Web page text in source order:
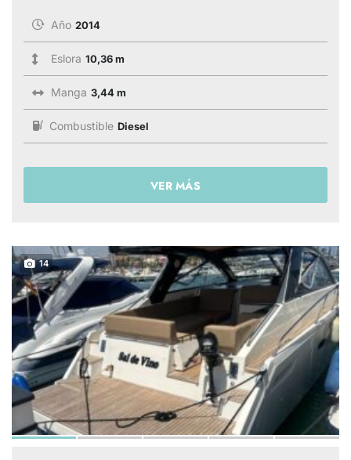
Año 2014
Eslora 10,36 m
Manga 3,44 m
Combustible Diesel
VER MÁS
14